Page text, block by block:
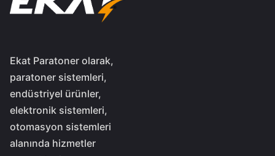
Ekat Paratoner olarak,
paratoner sistemleri,
endüstriyel ürünler,
elektronik sistemleri,
otomasyon sistemleri
alanında hizmetler